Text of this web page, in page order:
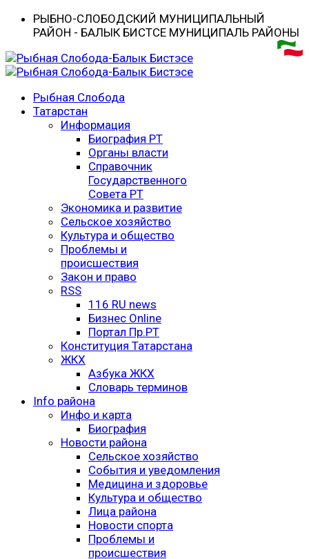
РЫБНО-CЛОБОДСКИЙ МУНИЦИПАЛЬНЫЙ
РАЙОН - БАЛЫК БИСТӘСЕ МУНИЦИПАЛЬ РАЙОНЫ
Рыбная Слобода
Татарстан
Информация
Биография РТ
Органы власти
Справочник
Государственного
Совета РТ
Экономика и развитие
Сельское хозяйство
Культура и общество
Проблемы и
происшествия
Закон и право
RSS
116 RU news
Бизнес Online
Портал Пр.РТ
Конституция Татарстана
ЖКХ
Азбука ЖКХ
Словарь терминов
Info района
Инфо и карта
Биография
Новости района
Сельское хозяйство
События и уведомления
Медицина и здоровье
Культура и общество
Лица района
Новости спорта
Проблемы и
происшествия